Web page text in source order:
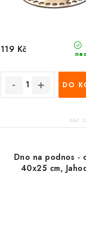
119 Kč
DO
Kód:
Dno na podnos -
40x25 cm,